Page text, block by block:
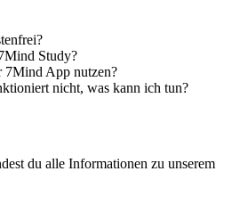
Study?
7Mind App nutzen?
nicht, was kann ich tun?
du alle Informationen zu unserem